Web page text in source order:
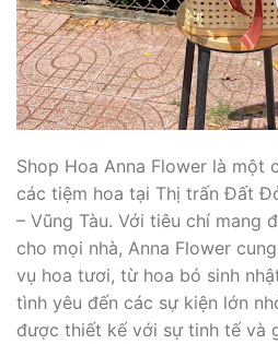
Shop Hoa Anna Flower là một
các tiệm hoa tại Thị trấn Đất
– Vũng Tàu. Với tiêu chí mang
cho mọi nhà, Anna Flower
vụ hoa tươi, từ hoa bó sinh
tình yêu đến các sự kiện lớn
được thiết kế với sự tinh tế và